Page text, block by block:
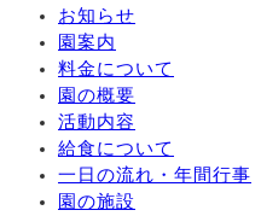
お知らせ
園案内
料金について
園の概要
活動内容
給食について
一日の流れ・年間行事
園の施設